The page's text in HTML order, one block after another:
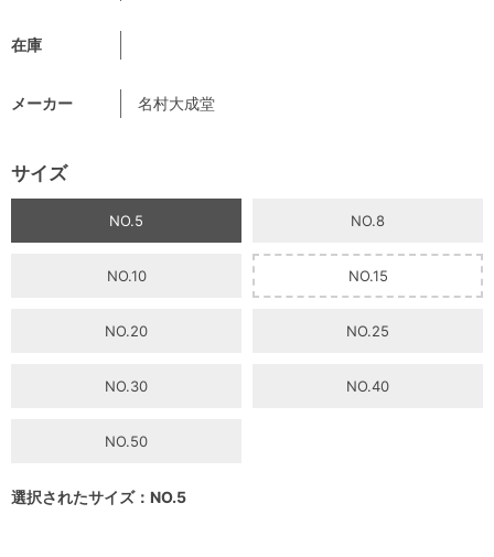
在庫
メーカー 名村大成堂
サイズ
NO.5 NO.8
NO.10 NO.15
NO.20 NO.25
NO.30 NO.40
NO.50
選択されたサイズ：NO.5